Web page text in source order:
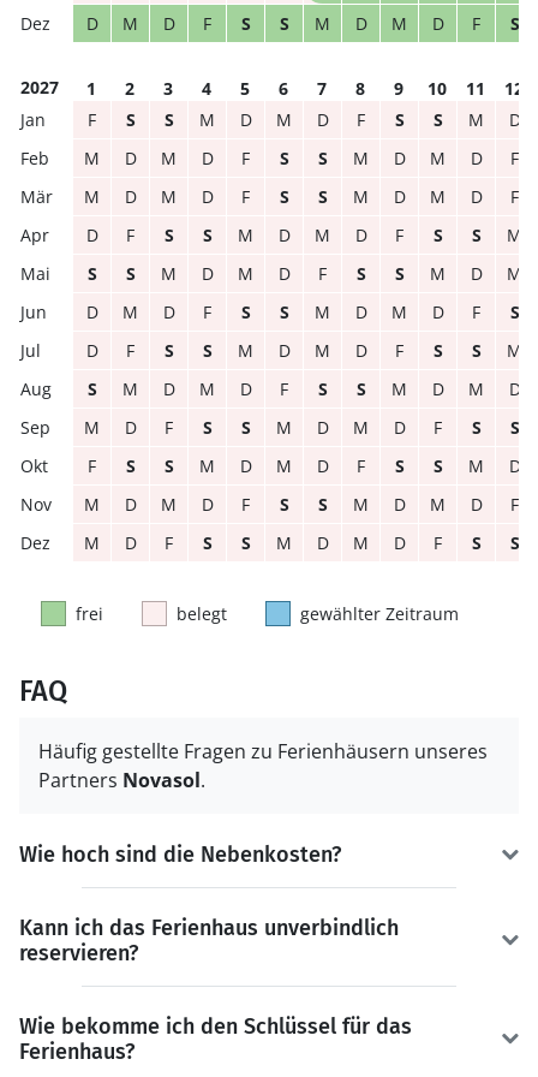
D
M D F S S M D M D F S
2027 1 2 3 4 5 6 7 8 9 10 11
12
F
S S M D M D F S S M
D
M
D M D F S S M D M D
F
M
D M D F S S M D M D
F
D
F S S M D M D F S S
M
S
S M D M D F S S M D
M
D
M D F S S M D M D F
S
D
F S S M D M D F S S
M
S
M D M D F S S M D M
D
M
D F S S M D M D F S
S
F
S S M D M D F S S M
D
M
D M D F S S M D M D
F
M
D F S S M D M D F S S
frei belegt gewählter Zeitraum
FAQ
Häufig gestellte Fragen zu Ferienhäusern unseres
Partners Novasol.
Wie hoch sind die Nebenkosten?
Kann ich das Ferienhaus unverbindlich
reservieren?
Wie bekomme ich den Schlüssel für das
Ferienhaus?